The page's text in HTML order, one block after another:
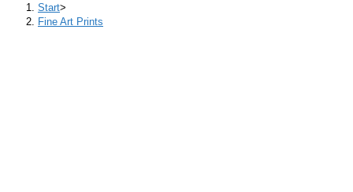
Start>
Fine Art Prints